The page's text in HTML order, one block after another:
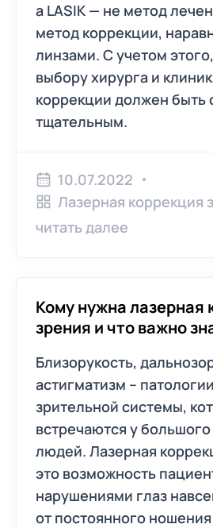
а LASIK — не метод
метод коррекции,
линзами. С учетом
выбору хирурга и
коррекции должен быть
тщательным.
10.07.2022
Лазерная коррекция
читать далее
Кому нужна лазерная
зрения и что важно
Близорукость,
астигматизм –
зрительной системы,
встречаются у
людей. Лазерная
это возможность
нарушениями глаз
от постоянного